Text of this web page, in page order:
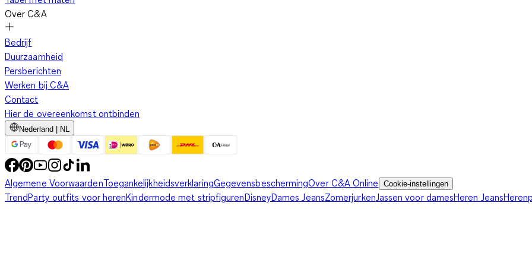
Over C&A
Bedrijf
Duurzaamheid
Persberichten
Werken bij C&A
Contact
Hier de overeenkomst ontbinden
Nederland | NL
Algemene VoorwaardenToegankelijkheidsverklaringGegevensbeschermingOver C&A Online Cookie-instellingen
TrendParty outfits voor herenKindermode met stripfigurenDisneyDames JeansZomerjurkenJassen voor damesHeren Jeans